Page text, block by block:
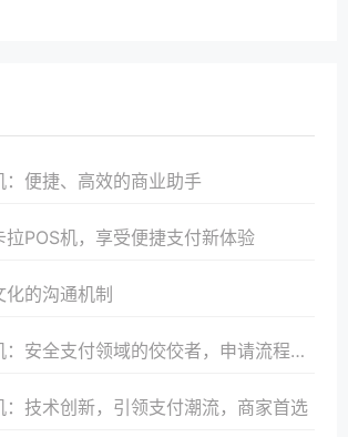
：便捷、高效的商业助手
拉POS机，享受便捷支付新体验
化的沟通机制
安全支付领域的佼佼者，申请流程详解
：技术创新，引领支付潮流，商家首选